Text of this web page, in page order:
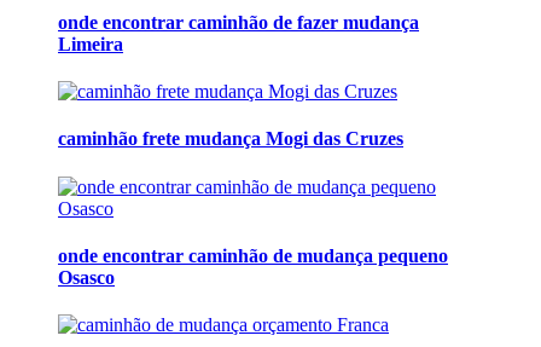
onde encontrar caminhão de fazer mudança
Limeira
caminhão frete mudança Mogi das Cruzes
onde encontrar caminhão de mudança pequeno
Osasco